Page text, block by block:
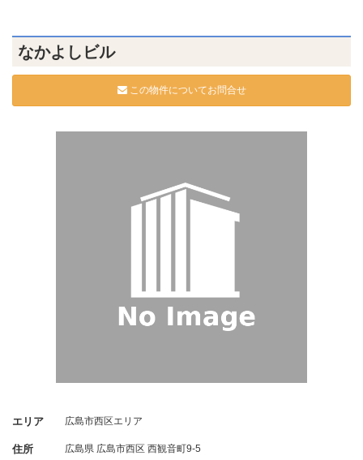
なかよしビル
この物件についてお問合せ
エリア 広島市西区エリア
住所 広島県 広島市西区 西観音町9-5